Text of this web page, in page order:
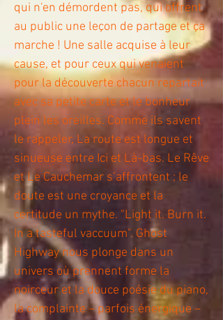
qui n'en démordent pas, qui offrent
au public une leçon de partage et ça
marche ! Une salle acquise à leur
cause, et pour ceux qui venaient
pour la découverte chacun repartait
avec sa petite carte et le bonheur
plein les oreilles. Comme ils savent
le rappeler, La route est longue et
sinueuse entre Ici et Là-bas. Le Rêve
et Le Cauchemar s’affrontent ; le
doute est une croyance et la
certitude un mythe. "Light it. Burn it.
In a tasteful vaccuum". Ghost
Highway nous plonge dans un
univers où prennent forme la
noirceur et la douce poésie du piano,
la complainte – parfois énergique –